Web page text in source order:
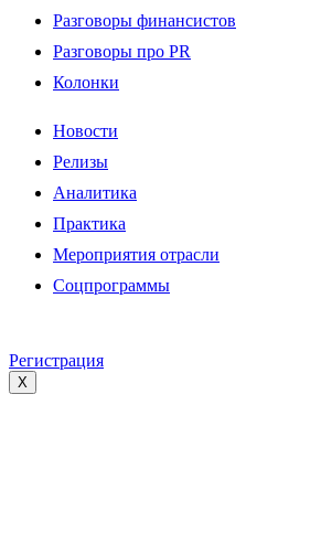
Разговоры финансистов
Разговоры про PR
Колонки
Новости
Релизы
Аналитика
Практика
Мероприятия отрасли
Соцпрограммы
Регистрация
X